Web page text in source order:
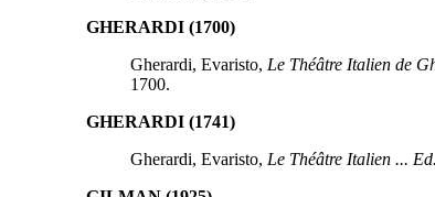
GHERARDI (1700)
Gherardi, Evaristo, Le Théâtre Italien de
1700.
GHERARDI (1741)
Gherardi, Evaristo, Le Théâtre Italien ...